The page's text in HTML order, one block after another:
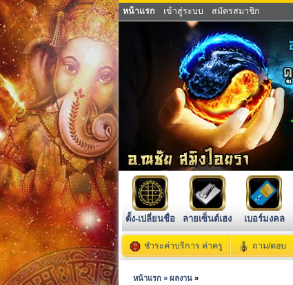
หน้าแรก เข้าสู่ระบบ สมัครสมาชิก
ตั้ง-เปลี่ยนชื่อ ลายเซ็นต์เฮง เบอร์มงคล
ชำระค่าบริการ ค่าครู ถาม/ตอบ
หน้าแรก »ผลงาน »